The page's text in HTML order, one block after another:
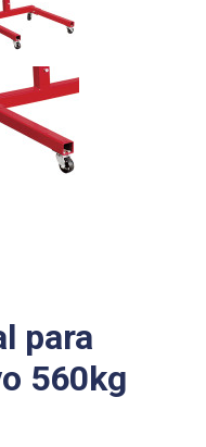
para
560kg